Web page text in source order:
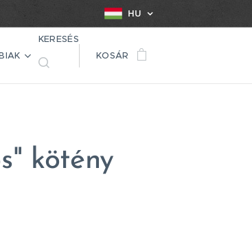
HU
KERESÉS
KOSÁR
kötény